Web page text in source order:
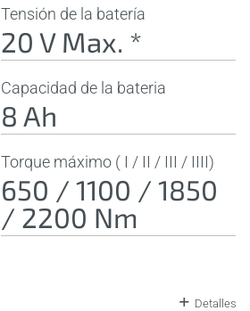
Tensión de la batería
20 V Max. *
Capacidad de la bateria
8 Ah
Torque máximo ( I / II / III / IIII)
650 / 1100 / 1850
/ 2200 Nm
Detalles